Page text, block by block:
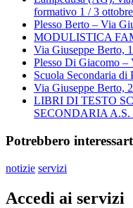
formativo 1 / 3
Plesso Berto – Via
MODULISTICA
Via Giuseppe Berto,
Plesso Di Giacomo –
Scuola Secondaria di
Via Giuseppe Berto,
LIBRI DI TESTO
SECONDARIA A.S.
Potrebbero
notizie servizi
Accedi ai servizi